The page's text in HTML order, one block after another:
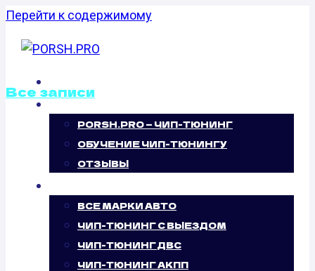
Перейти к содержимому
PORSH.PRO — ЧИП-ТЮНИНГ
ОБУЧЕНИЕ ЧИП-ТЮНИНГУ
ОТЗЫВЫ
ВСЕ МАРКИ АВТО
ЧИП-ТЮНИНГ С ВЫЕЗДОМ
ЧИП-ТЮНИНГ ДВС
ЧИП-ТЮНИНГ АКПП
Все записи
КАЛИБРОВКА
ФАЙЛОВ
ПРОШИВОК
PEUGEOT 806